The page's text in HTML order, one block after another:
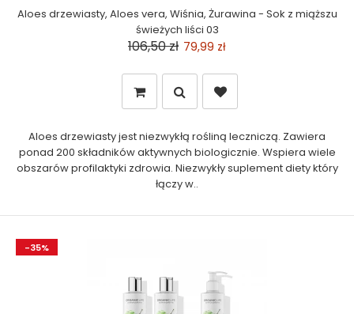
Aloes drzewiasty, Aloes vera, Wiśnia, Żurawina - Sok z miąższu
świeżych liści 03
106,50 zł 79,99 zł
Aloes drzewiasty jest niezwykłą rośliną leczniczą. Zawiera
ponad 200 składników aktywnych biologicznie. Wspiera wiele
obszarów profilaktyki zdrowia. Niezwykły suplement diety który
łączy w..
-35%